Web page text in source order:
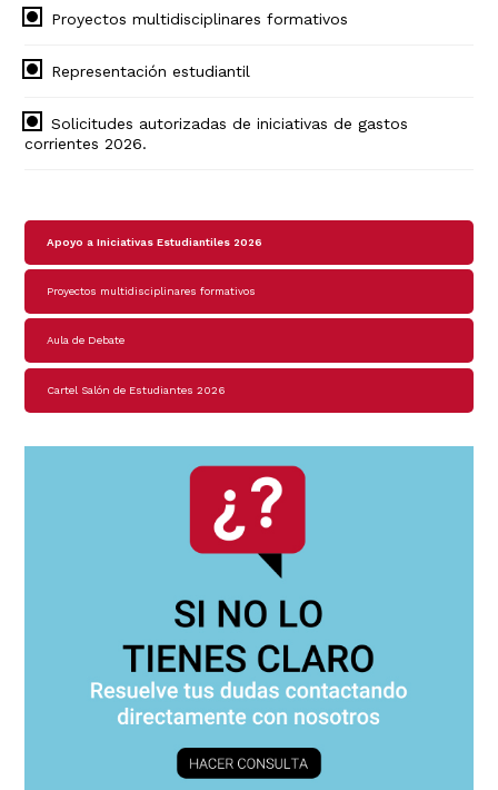
Proyectos multidisciplinares formativos
Representación estudiantil
Solicitudes autorizadas de iniciativas de gastos
corrientes 2026.
Navegación
principal
Apoyo a Iniciativas Estudiantiles 2026
Proyectos multidisciplinares formativos
Aula de Debate
Cartel Salón de Estudiantes 2026